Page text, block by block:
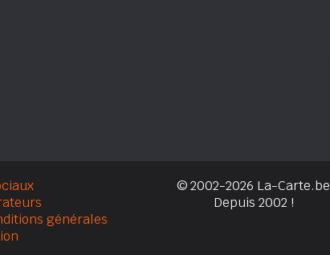
générales
© 2002-2026 La-Carte.be
Depuis 2002 !